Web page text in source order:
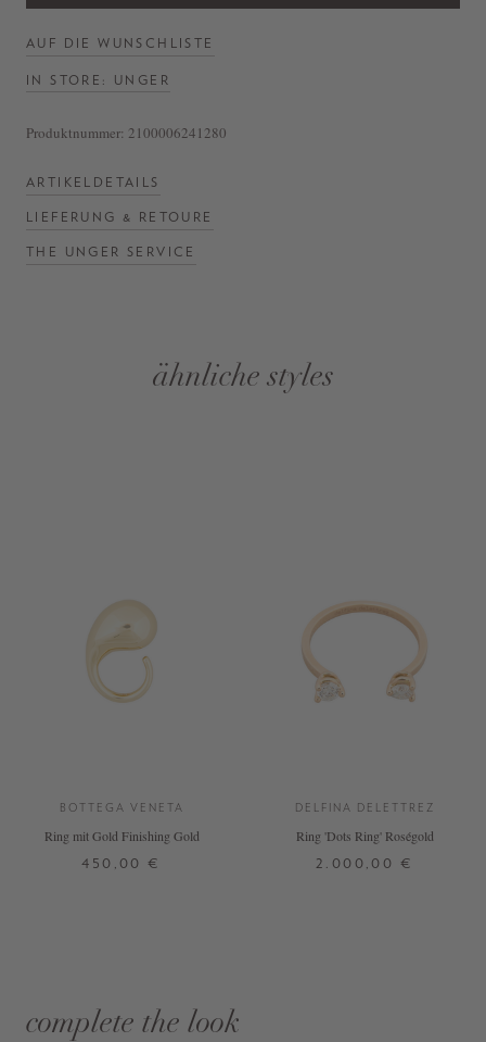
AUF DIE WUNSCHLISTE
IN STORE: UNGER
Produktnummer: 2100006241280
ARTIKELDETAILS
LIEFERUNG & RETOURE
THE UNGER SERVICE
ähnliche styles
BOTTEGA VENETA
Ring mit Gold Finishing Gold
450,00 €
DELFINA DELETTREZ
Ring 'Dots Ring' Roségold
2.000,00 €
complete the look